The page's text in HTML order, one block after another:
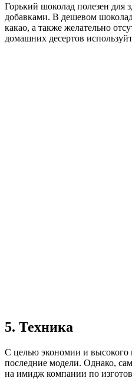
Горький шоколад полезен для
добавками. В дешевом
какао, а также желательно
домашних десертов
5. Техника
С целью экономии и высокого
последние модели. Однако,
на имидж компании по